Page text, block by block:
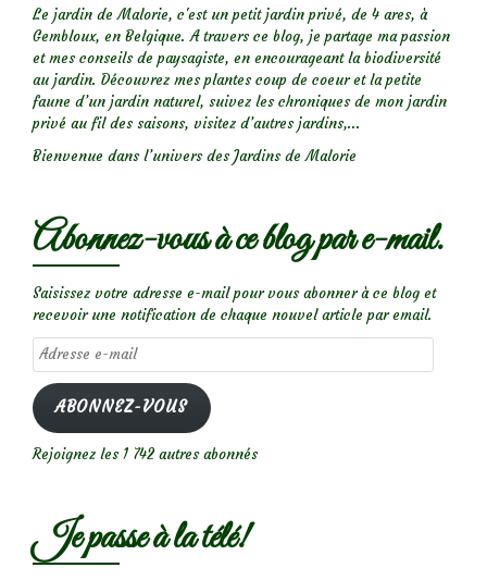
Le jardin de Malorie, c'est un petit jardin privé, de 4 ares, à
Gembloux, en Belgique. A travers ce blog, je partage ma passion
et mes conseils de paysagiste, en encourageant la biodiversité
au jardin. Découvrez mes plantes coup de coeur et la petite
faune d’un jardin naturel, suivez les chroniques de mon jardin
privé au fil des saisons, visitez d’autres jardins,...
Bienvenue dans l’univers des Jardins de Malorie
Abonnez-vous à ce blog par e-mail.
Saisissez votre adresse e-mail pour vous abonner à ce blog et
recevoir une notification de chaque nouvel article par email.
Adresse
e-
mail
ABONNEZ-VOUS
Rejoignez les 1 742 autres abonnés
Je passe à la télé!